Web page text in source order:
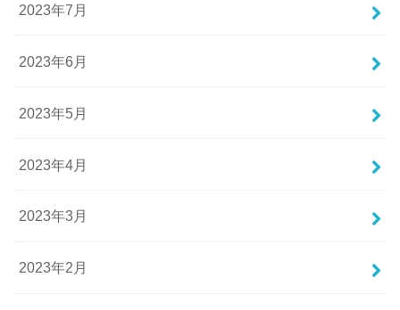
2023年7月
2023年6月
2023年5月
2023年4月
2023年3月
2023年2月